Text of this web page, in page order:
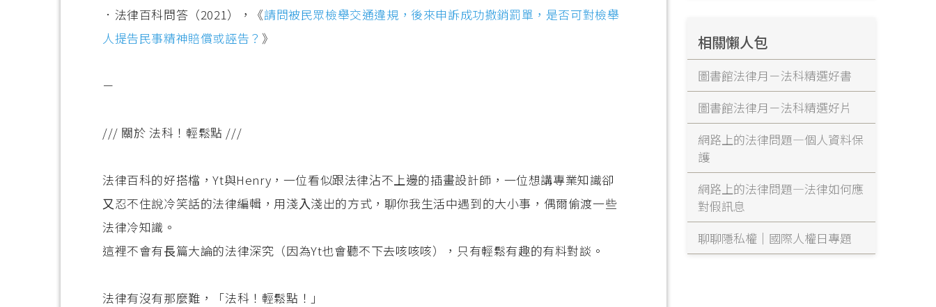
．法律百科問答（2021），《請問被民眾檢舉交通違規，後來申訴成功撤銷罰單，是否可對檢舉
人提告民事精神賠償或誣告？ 》
－
/// 關於 法科！輕鬆點 ///
法律百科的好搭檔，Yt與Henry，⼀位看似跟法律沾不上邊的插畫設計師，⼀位想講專業知識卻
⼜忍不住說冷笑話的法律編輯，⽤淺⼊淺出的⽅式，聊你我⽣活中遇到的⼤⼩事，偶爾偷渡⼀些
法律冷知識。
這裡不會有⻑篇⼤論的法律深究（因為Yt也會聽不下去咳咳咳），只有輕鬆有趣的有料對談。
法律有沒有那麼難，「法科！輕鬆點！」
相關懶人包
圖書館法律月－法科精選好書
圖書館法律月－法科精選好片
網路上的法律問題—個人資料保
護
網路上的法律問題—法律如何應
對假訊息
聊聊隱私權｜國際人權日專題